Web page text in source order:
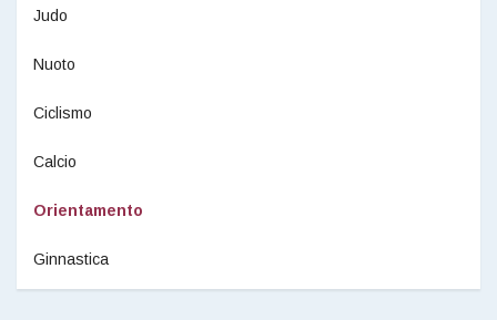
Judo
Nuoto
Ciclismo
Calcio
Orientamento
Ginnastica